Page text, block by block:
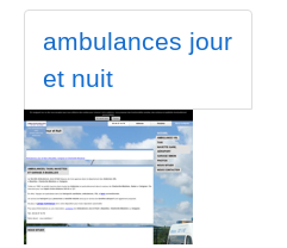
ambulances jour
et nuit